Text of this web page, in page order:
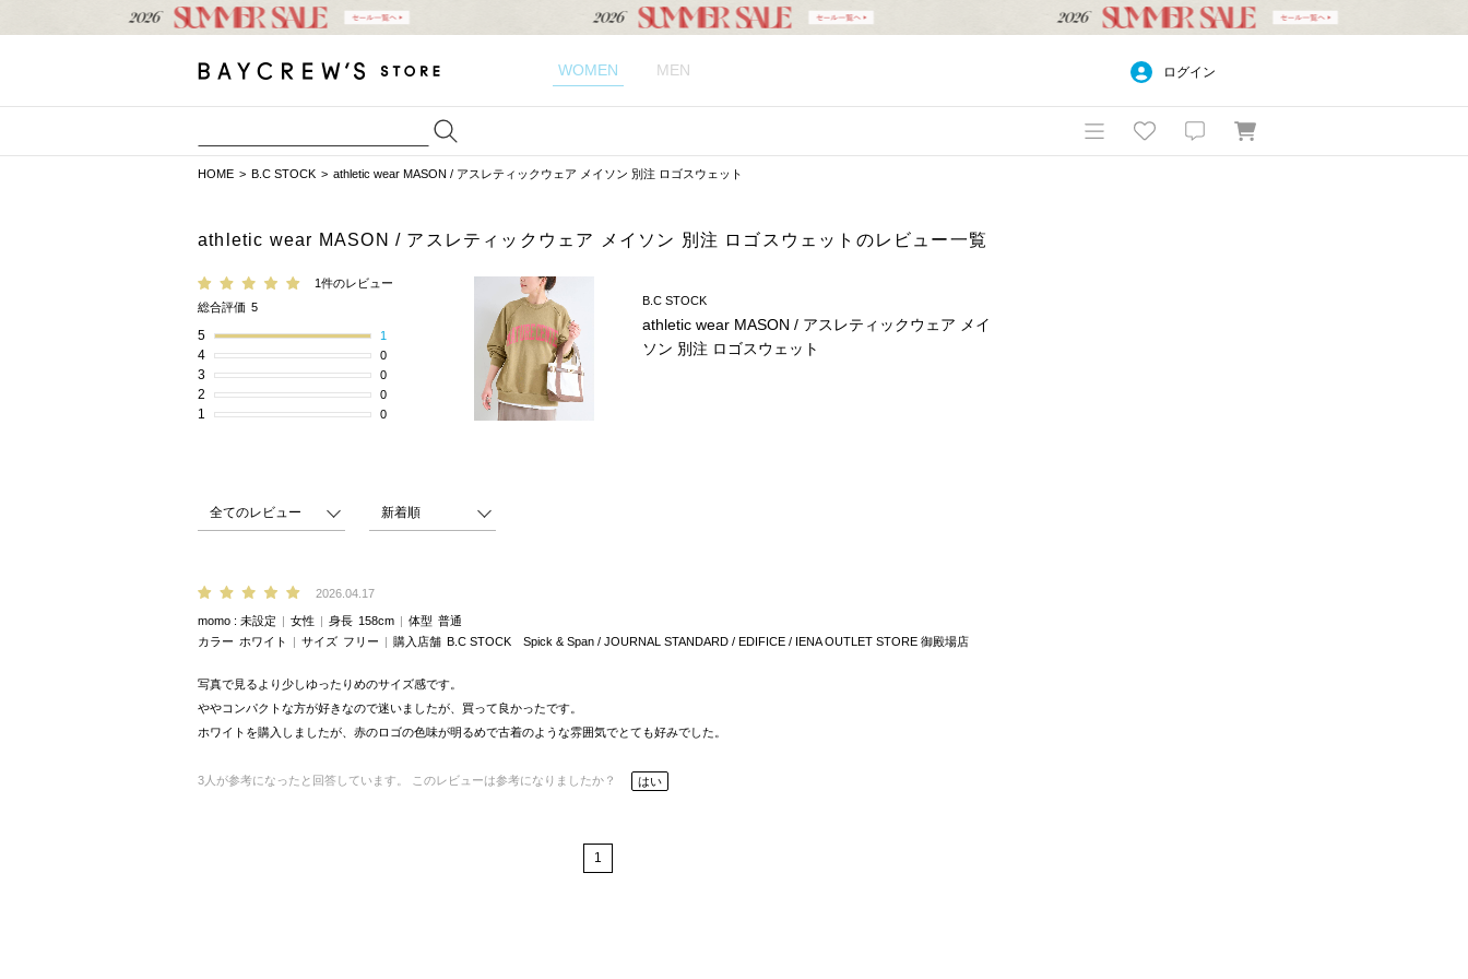
WOMEN MEN ログイン
HOME B.C STOCK athletic wear MASON / アスレティックウェア メイソン 別注 ロゴスウェット
athletic wear MASON / アスレティックウェア メイソン 別注 ロゴスウェットのレビュー一覧
1件のレビュー
総合評価 5
5 1
4 0
3 0
2 0
1 0
B.C STOCK
athletic wear MASON / アスレティックウェア メイ
ソン 別注 ロゴスウェット
2026.04.17
momo 未設定 女性 身長 158cm 体型 普通
カラー ホワイト サイズ フリー 購入店舗 B.C STOCK Spick & Span / JOURNAL STANDARD / EDIFICE / IENA OUTLET STORE 御殿場店
写真で見るより少しゆったりめのサイズ感です。
ややコンパクトな方が好きなので迷いましたが、買って良かったです。
ホワイトを購入しましたが、赤のロゴの色味が明るめで古着のような雰囲気でとても好みでした。
3 人が参考になったと回答しています。 このレビューは参考になりましたか？ はい
1